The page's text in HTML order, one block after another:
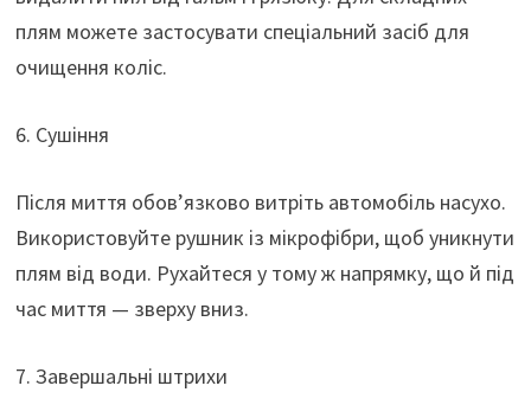
плям можете застосувати спеціальний засіб для
очищення коліс.
6. Сушіння
Після миття обов’язково витріть автомобіль насухо.
Використовуйте рушник із мікрофібри, щоб уникнути
плям від води. Рухайтеся у тому ж напрямку, що й під
час миття — зверху вниз.
7. Завершальні штрихи